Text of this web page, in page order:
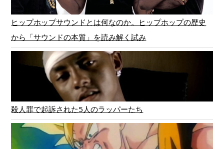
ヒップホップサウンドとは何なのか。ヒップホップの歴史
から「サウンドの本質」を読み解く試み
殺人罪で起訴された5人のラッパーたち